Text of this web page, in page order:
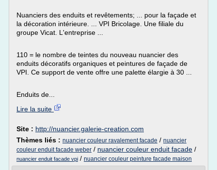
Nuanciers des enduits et revêtements; ... pour la façade et
la décoration intérieure. ... VPI Bricolage. Une filiale du
groupe Vicat. L'entreprise ...
110 = le nombre de teintes du nouveau nuancier des
enduits décoratifs organiques et peintures de façade de
VPI. Ce support de vente offre une palette élargie à 30 ...
Enduits de...
Lire la suite
Site : http://nuancier.galerie-creation.com
Thèmes liés : nuancier couleur ravalement facade / nuancier
couleur enduit facade weber / nuancier couleur enduit facade /
nuancier enduit facade vpi / nuancier couleur peinture facade maison